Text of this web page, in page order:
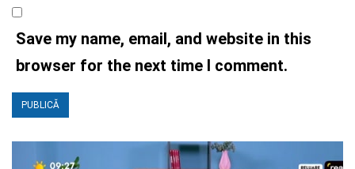
Save my name, email, and website in this
browser for the next time I comment.